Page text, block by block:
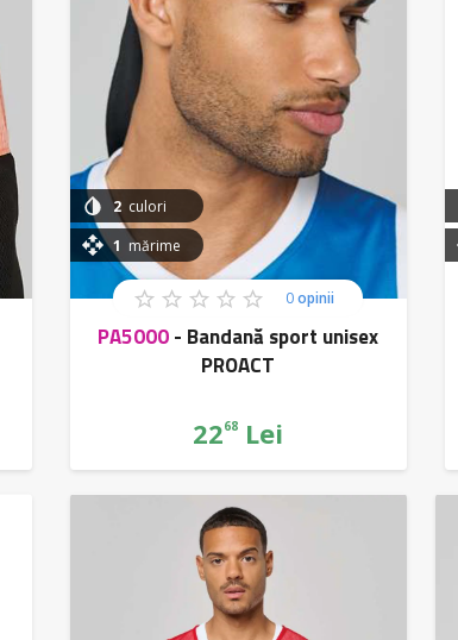
0opinii
1 mărime
2culori
PA5000- Bandană sport unisex
PROACT
2268 Lei